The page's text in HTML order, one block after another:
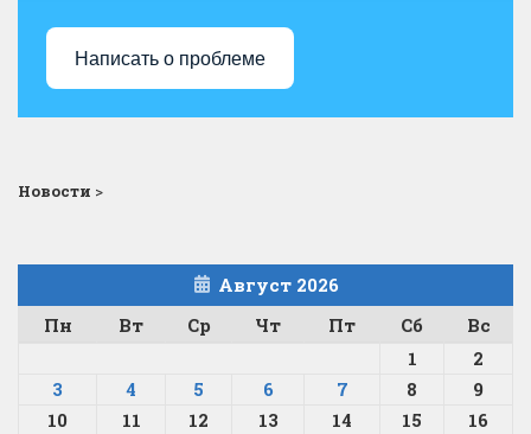
Написать о проблеме
Новости >
Август 2026
Пн
Вт Ср Чт Пт Сб
Вс
1
2
3
4 5 6 7 8
9
10
11 12 13 14 15
16